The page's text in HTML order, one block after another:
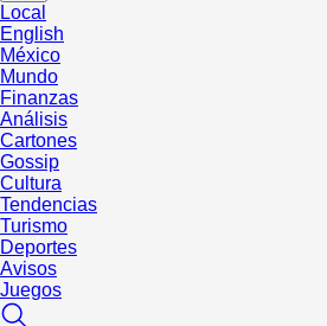
Local
English
México
Mundo
Finanzas
Análisis
Cartones
Gossip
Cultura
Tendencias
Turismo
Deportes
Avisos
Juegos